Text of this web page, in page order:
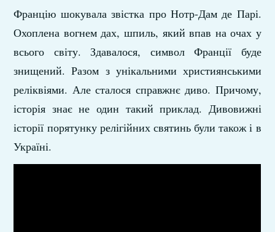
Францію шокувала звістка про Нотр-Дам де Парі.
Охоплена вогнем дах, шпиль, який впав на очах у
всього світу. Здавалося, символ Франції буде
знищений. Разом з унікальними християнськими
реліквіями. Але сталося справжнє диво. Причому,
історія знає не один такий приклад. Дивовижні
історії порятунку релігійних святинь були також і в
Україні.